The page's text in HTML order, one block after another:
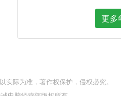
更多
际为准，著作权保护，侵权必究。